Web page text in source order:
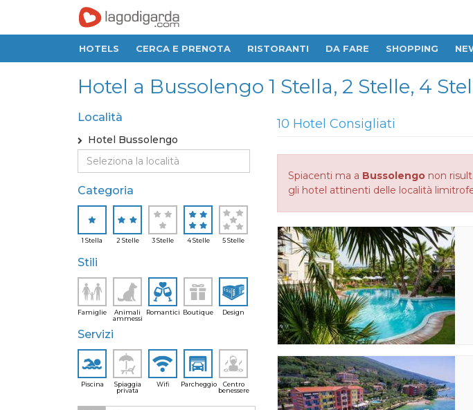
HOTELS CERCA E PRENOTA RISTORANTI DA FARE SHOPPING
Hotel a Bussolengo 1 Stella, 2 Stelle, 4
Località
Hotel Bussolengo
Categoria
1 Stella 2 Stelle 3 Stelle 4 Stelle 5 Stelle
Stili
Famiglie
Animali
ammessi
Romantici Boutique Design
Servizi
Piscina
Spiaggia
privata
Wifi Parcheggio
Centro
benessere
10 Hotel Consigliati
Spiacenti ma a Bussolengonon
gli hotel attinenti delle località